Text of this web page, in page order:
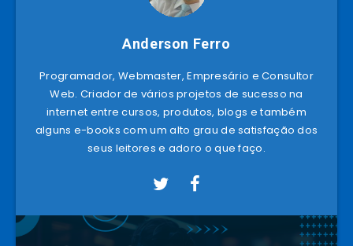
Anderson Ferro
Programador, Webmaster, Empresário e Consultor
Web. Criador de vários projetos de sucesso na
internet entre cursos, produtos, blogs e também
alguns e-books com um alto grau de satisfação dos
seus leitores e adoro o que faço.